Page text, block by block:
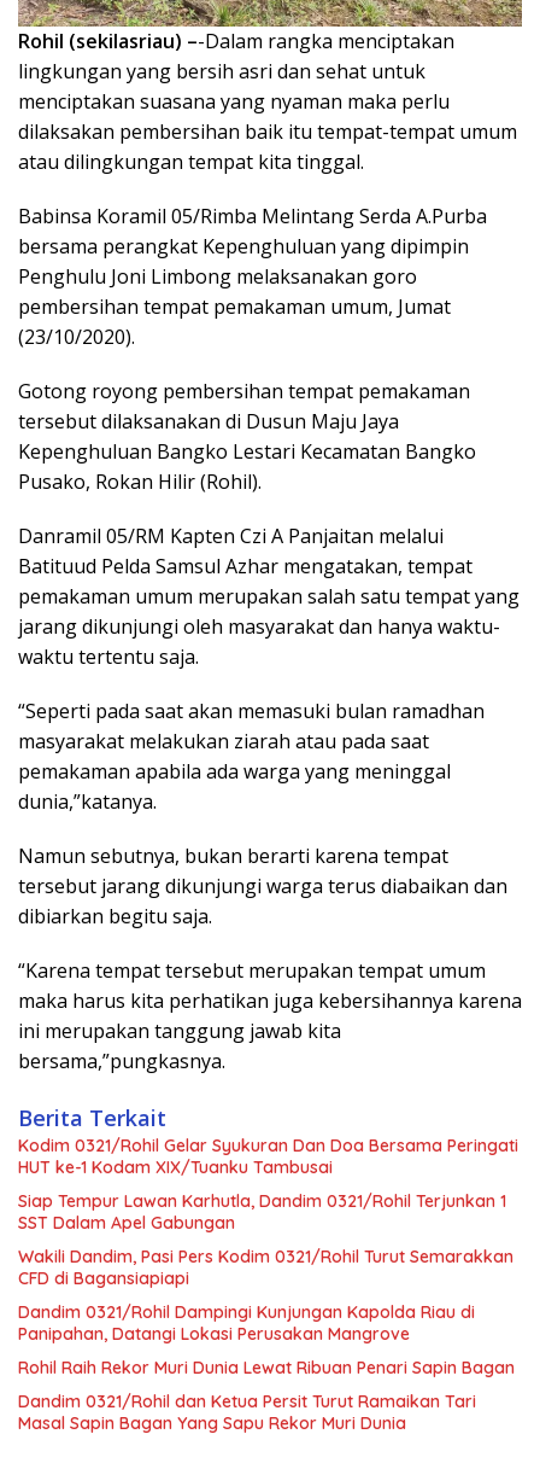
Rohil (sekilasriau) –-Dalam rangka menciptakan
lingkungan yang bersih asri dan sehat untuk
menciptakan suasana yang nyaman maka perlu
dilaksakan pembersihan baik itu tempat-tempat umum
atau dilingkungan tempat kita tinggal.
Babinsa Koramil 05/Rimba Melintang Serda A.Purba
bersama perangkat Kepenghuluan yang dipimpin
Penghulu Joni Limbong melaksanakan goro
pembersihan tempat pemakaman umum, Jumat
(23/10/2020).
Gotong royong pembersihan tempat pemakaman
tersebut dilaksanakan di Dusun Maju Jaya
Kepenghuluan Bangko Lestari Kecamatan Bangko
Pusako, Rokan Hilir (Rohil).
Danramil 05/RM Kapten Czi A Panjaitan melalui
Batituud Pelda Samsul Azhar mengatakan, tempat
pemakaman umum merupakan salah satu tempat yang
jarang dikunjungi oleh masyarakat dan hanya waktu-
waktu tertentu saja.
“Seperti pada saat akan memasuki bulan ramadhan
masyarakat melakukan ziarah atau pada saat
pemakaman apabila ada warga yang meninggal
dunia,”katanya.
Namun sebutnya, bukan berarti karena tempat
tersebut jarang dikunjungi warga terus diabaikan dan
dibiarkan begitu saja.
“Karena tempat tersebut merupakan tempat umum
maka harus kita perhatikan juga kebersihannya karena
ini merupakan tanggung jawab kita
bersama,”pungkasnya.
Berita Terkait
Kodim 0321/Rohil Gelar Syukuran Dan Doa Bersama Peringati
HUT ke-1 Kodam XIX/Tuanku Tambusai
Siap Tempur Lawan Karhutla, Dandim 0321/Rohil Terjunkan 1
SST Dalam Apel Gabungan
Wakili Dandim, Pasi Pers Kodim 0321/Rohil Turut Semarakkan
CFD di Bagansiapiapi
Dandim 0321/Rohil Dampingi Kunjungan Kapolda Riau di
Panipahan, Datangi Lokasi Perusakan Mangrove
Rohil Raih Rekor Muri Dunia Lewat Ribuan Penari Sapin Bagan
Dandim 0321/Rohil dan Ketua Persit Turut Ramaikan Tari
Masal Sapin Bagan Yang Sapu Rekor Muri Dunia